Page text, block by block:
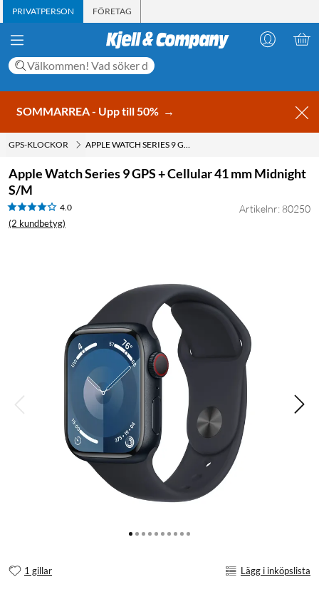
PRIVATPERSON FÖRETAG
SOMMARREA - Upp till 50% →
GPS-KLOCKOR APPLE WATCH SERIES 9 GPS + CELLULAR 41 MM MIDNIGHT S/M
Apple Watch Series 9 GPS + Cellular 41 mm Midnight
S/M
4.0
(2 kundbetyg)
Artikelnr: 80250
1 gillar Lägg i inköpslista